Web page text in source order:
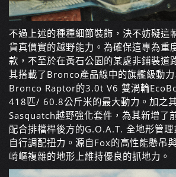
不過上述的種種細節裝飾，決不妨礙這
貨真價實的越野能力。為確保這專為重
款，不至於在黃石公園的某處非鋪裝道
其搭載了Bronco產品線中的旗艦級動
Bronco Raptor的3.0t V6 雙渦輪
418匹/ 60.8公斤米的最大動力。加之
Sasquatch越野強化套件，為其新增了
配合排檔桿後方的G.O.A.T. 全地形管理
自行調配扭力。源自Fox的高性能懸吊
崎嶇複雜的地形上維持優良的抓地力。